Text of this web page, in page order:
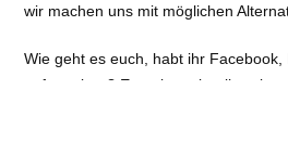
wir machen uns mit möglichen
Wie geht es euch, habt ihr
aufgegeben? Experimentiert ihr mit